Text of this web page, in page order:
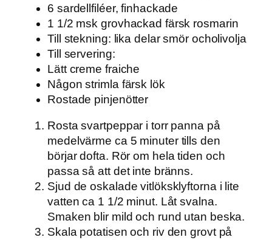
6 sardellfiléer, finhackade
1 1/2 msk grovhackad färsk rosmarin
Till stekning: lika delar smör ocholivolja
Till servering:
Lätt creme fraiche
Någon strimla färsk lök
Rostade pinjenötter
Rosta svartpeppar i torr panna på
medelvärme ca 5 minuter tills den
börjar dofta. Rör om hela tiden och
passa så att det inte bränns.
Sjud de oskalade vitlöksklyftorna i lite
vatten ca 1 1/2 minut. Låt svalna.
Smaken blir mild och rund utan beska.
Skala potatisen och riv den grovt på